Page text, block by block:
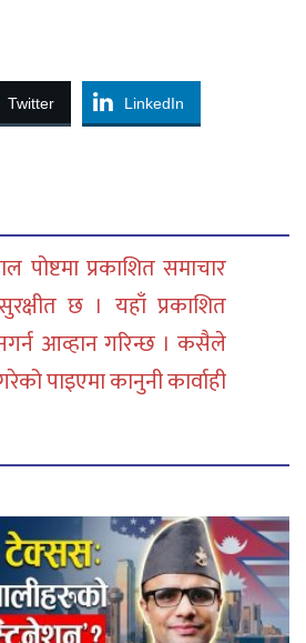
Twitter LinkedIn
प्रकाशित समाचार
छ । यहाँ प्रकाशित
आव्हान गरिन्छ । कसैले
पाइएमा कानुनी कार्वाही